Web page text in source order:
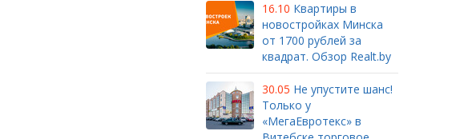
16.10 Квартиры в
новостройках Минска
от 1700 рублей за
квадрат. Обзор Realt.by
30.05 Не упустите шанс!
Только у
«МегаЕвротекс» в